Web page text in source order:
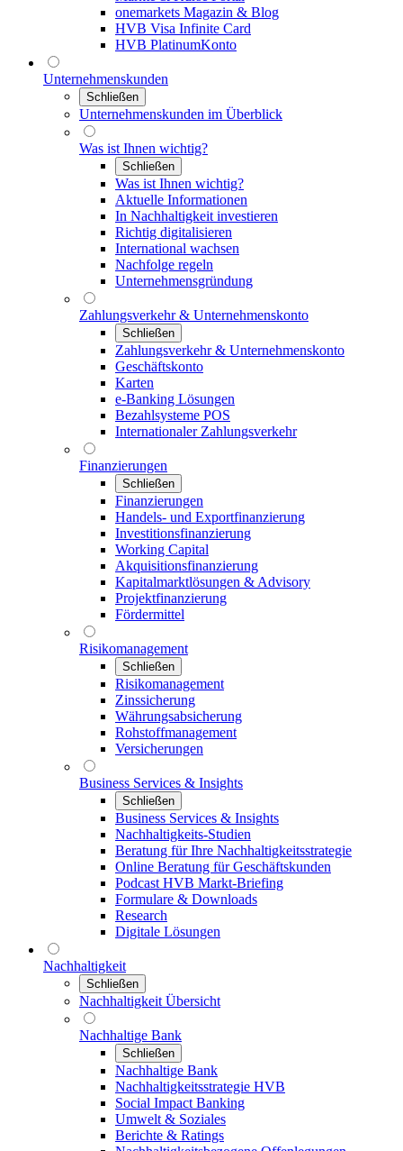
onemarkets Magazin & Blog
HVB Visa Infinite Card
HVB PlatinumKonto
Unternehmenskunden
Schließen
Unternehmenskunden im Überblick
Was ist Ihnen wichtig?
Schließen
Was ist Ihnen wichtig?
Aktuelle Informationen
In Nachhaltigkeit investieren
Richtig digitalisieren
International wachsen
Nachfolge regeln
Unternehmensgründung
Zahlungsverkehr & Unternehmenskonto
Schließen
Zahlungsverkehr & Unternehmenskonto
Geschäftskonto
Karten
e-Banking Lösungen
Bezahlsysteme POS
Internationaler Zahlungsverkehr
Finanzierungen
Schließen
Finanzierungen
Handels- und Exportfinanzierung
Investitionsfinanzierung
Working Capital
Akquisitionsfinanzierung
Kapitalmarktlösungen & Advisory
Projektfinanzierung
Fördermittel
Risikomanagement
Schließen
Risikomanagement
Zinssicherung
Währungsabsicherung
Rohstoffmanagement
Versicherungen
Business Services & Insights
Schließen
Business Services & Insights
Nachhaltigkeits-Studien
Beratung für Ihre Nachhaltigkeitsstrategie
Online Beratung für Geschäftskunden
Podcast HVB Markt-Briefing
Formulare & Downloads
Research
Digitale Lösungen
Nachhaltigkeit
Schließen
Nachhaltigkeit Übersicht
Nachhaltige Bank
Schließen
Nachhaltige Bank
Nachhaltigkeitsstrategie HVB
Social Impact Banking
Umwelt & Soziales
Berichte & Ratings